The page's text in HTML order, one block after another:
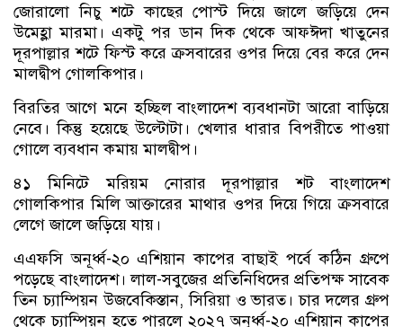
জোরালো নিচু শটে কাছের পোস্ট দিয়ে জালে জড়িয়ে দেন
উমেহ্লা মারমা। একটু পর ডান দিক থেকে আফঈদা খাতুনের
দূরপাল্লার শটে ফিস্ট করে ক্রসবারের ওপর দিয়ে বের করে দেন
মালদ্বীপ গোলকিপার।
বিরতির আগে মনে হচ্ছিল বাংলাদেশ ব্যবধানটা আরো বাড়িয়ে
নেবে। কিন্তু হয়েছে উল্টোটা। খেলার ধারার বিপরীতে পাওয়া
গোলে ব্যবধান কমায় মালদ্বীপ।
৪১ মিনিটে মরিয়ম নোরার দূরপাল্লার শট বাংলাদেশ
গোলকিপার মিলি আক্তারের মাথার ওপর দিয়ে গিয়ে ক্রসবারে
লেগে জালে জড়িয়ে যায়।
এএফসি অনূর্ধ্ব-২০ এশিয়ান কাপের বাছাই পর্বে কঠিন গ্রুপে
পড়েছে বাংলাদেশ। লাল-সবুজের প্রতিনিধিদের প্রতিপক্ষ সাবেক
তিন চ্যাম্পিয়ন উজবেকিস্তান, সিরিয়া ও ভারত। চার দলের গ্রুপ
থেকে চ্যাম্পিয়ন হতে পারলে ২০২৭ অনূর্ধ্ব-২০ এশিয়ান কাপের